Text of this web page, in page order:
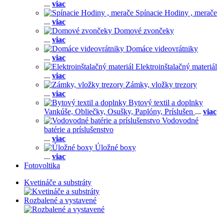
... viac
Spínacie Hodiny , merače
... viac
Domové zvončeky
... viac
Domáce videovrátniky
... viac
Elektroinštalačný materiál
... viac
Zámky, vložky trezory
... viac
Bytový textil a doplnky
Vankúše, Obliečky, Osušky, Paplóny, Príslušen ... viac
Vodovodné
batérie a príslušenstvo
... viac
Úložné boxy
... viac
Fotovoltika
Kvetináče a substráty
Rozbalené a vystavené